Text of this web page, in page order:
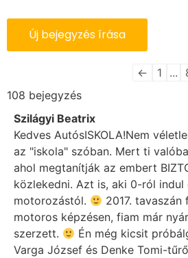
← 1 ...
108 bejegyzés
Szilágyi Beatrix
Kedves AutósISKOLA!Nem
az "iskola" szóban. Mert ti
ahol megtanítják az embert
közlekedni. Azt is, aki 0-ról
motorozástól.
2017.
motoros képzésen, fiam már
szerzett.
Én még kicsit
Varga József és Denke Tomi-